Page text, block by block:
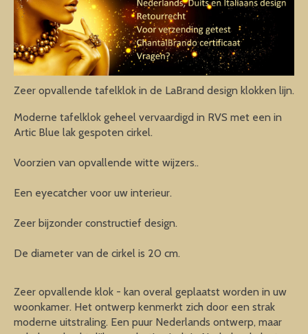
Zeer opvallende tafelklok in de LaBrand design klokken lijn.
Moderne tafelklok geheel vervaardigd in RVS met een in
Artic Blue lak gespoten cirkel.
Voorzien van opvallende witte wijzers..
Een eyecatcher voor uw interieur.
Zeer bijzonder constructief design.
De diameter van de cirkel is 20 cm.
Zeer opvallende klok - kan overal geplaatst worden in uw
woonkamer. Het ontwerp kenmerkt zich door een strak
moderne uitstraling. Een puur Nederlands ontwerp, maar